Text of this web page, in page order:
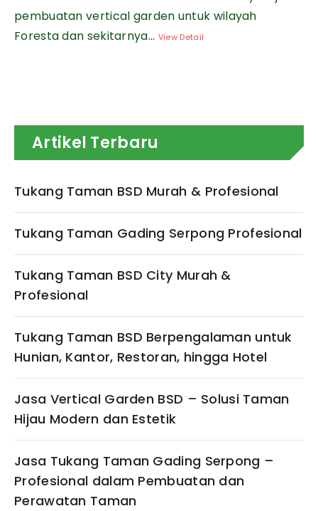
pembuatan vertical garden untuk wilayah
Foresta dan sekitarnya... View Detail
Artikel Terbaru
Tukang Taman BSD Murah & Profesional
Tukang Taman Gading Serpong Profesional
Tukang Taman BSD City Murah &
Profesional
Tukang Taman BSD Berpengalaman untuk
Hunian, Kantor, Restoran, hingga Hotel
Jasa Vertical Garden BSD – Solusi Taman
Hijau Modern dan Estetik
Jasa Tukang Taman Gading Serpong –
Profesional dalam Pembuatan dan
Perawatan Taman